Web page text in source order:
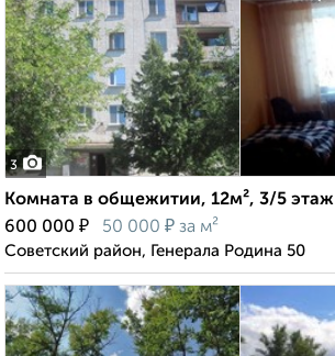
3
Комната в общежитии, 12м², 3/5 этаж
600 000 ₽ 50 000 ₽ за м²
Советский район, Генерала Родина 50